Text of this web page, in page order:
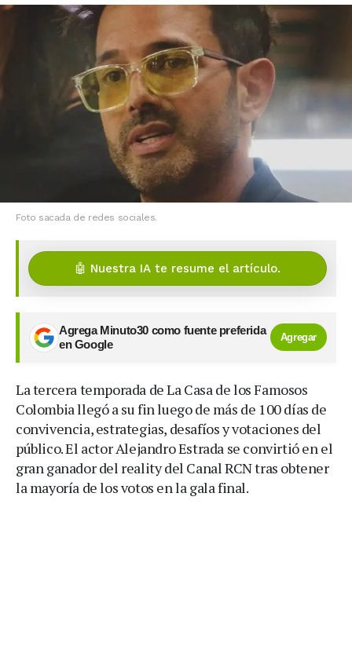
Foto sacada de redes sociales.
🤖 Nuestra IA te resume el artículo.
Agrega Minuto30 como fuente preferida
en Google
Agregar
La tercera temporada de La Casa de los Famosos
Colombia llegó a su fin luego de más de 100 días de
convivencia, estrategias, desafíos y votaciones del
público. El actor Alejandro Estrada se convirtió en el
gran ganador del reality del Canal RCN tras obtener
la mayoría de los votos en la gala final.